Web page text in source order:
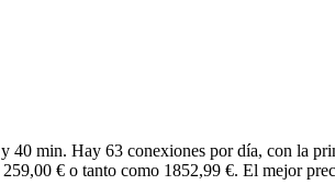
min. Hay 63 conexiones por día, con la
€ o tanto como 1852,99 €. El mejor